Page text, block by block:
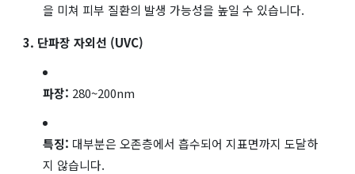
을 미쳐 피부 질환의 발생 가능성을 높일 수 있습니다.
3. 단파장 자외선 (UVC)
파장: 280~200nm
특징: 대부분은 오존층에서 흡수되어 지표면까지 도달하
지 않습니다.